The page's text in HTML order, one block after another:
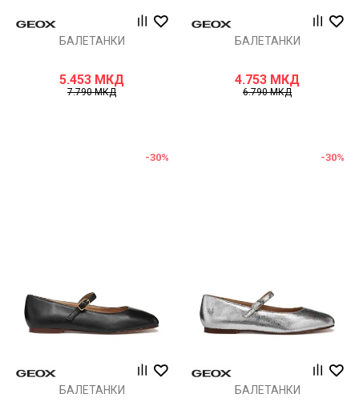
БАЛЕТАНКИ
5.453 МКД
7.790МКД
БАЛЕТАНКИ
4.753 МКД
6.790МКД
-30%
БАЛЕТАНКИ
-30%
БАЛЕТАНКИ